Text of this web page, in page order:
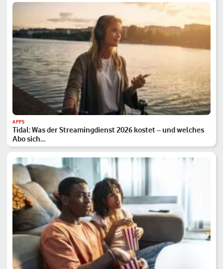
APPS
Tidal: Was der Streamingdienst 2026 kostet – und welches
Abo sich…